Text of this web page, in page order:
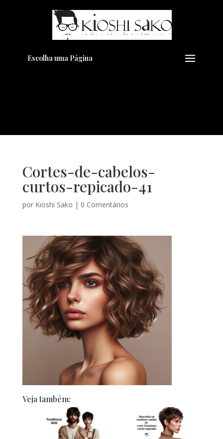
Escolha uma Página
Cortes-de-cabelos-
curtos-repicado-41
por Kioshi Sako | 0 Comentários
Veja também:
Pensando em transformar seu
Visual??